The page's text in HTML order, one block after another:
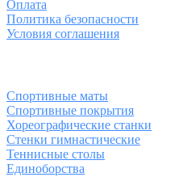
Оплата
Политика безопасности
Условия соглашения
Спортивные маты
Спортивные покрытия
Хореографические станки
Стенки гимнастические
Теннисные столы
Единоборства